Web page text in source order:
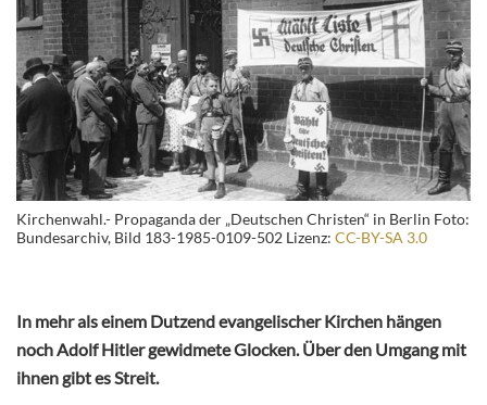
Kirchenwahl.- Propaganda der „Deutschen Christen“ in Berlin Foto:
Bundesarchiv, Bild 183-1985-0109-502 Lizenz: CC-BY-SA 3.0
In mehr als einem Dutzend evangelischer Kirchen hängen
noch Adolf Hitler gewidmete Glocken. Über den Umgang mit
ihnen gibt es Streit.